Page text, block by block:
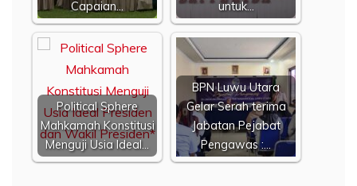
Capaian…
untuk…
Political Sphere
Mahkamah Konstitusi
Menguji Usia Ideal…
BPN Luwu Utara
Gelar Serah terima
Jabatan Pejabat
Pengawas :…